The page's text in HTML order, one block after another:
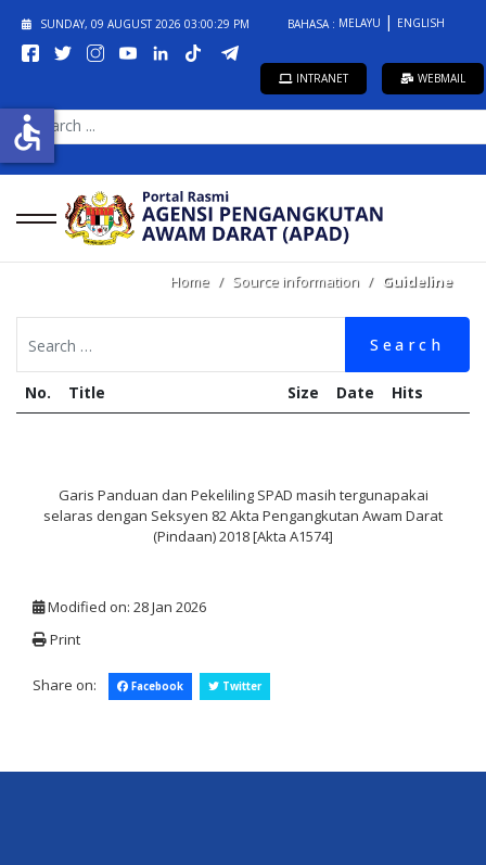
SUNDAY, 09 AUGUST 2026 03:00:30 PM BAHASA : MELAYU ENGLISH
INTRANET WEBMAIL
SEARCH
...
Home Source information Guideline
Search
No. Title Size Date Hits
Garis Panduan dan Pekeliling SPAD masih tergunapakai
selaras dengan Seksyen 82 Akta Pengangkutan Awam Darat
(Pindaan) 2018 [Akta A1574]
Modified on: 28 Jan 2026
Print
Share on: Facebook Twitter
accessible